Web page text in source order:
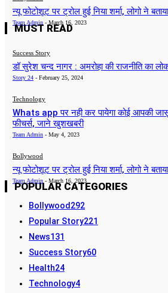
न्यू फोटोशूट पर ट्रोल हुई निया शर्मा, लोगो ने
Team Admin - March 16, 2023
MUST READ
Success Story
डॉ सुरेश चन्द नागर : अमरोहा की राजनीति का
Story 24 - February 25, 2024
Technology
Whats app पर नही कर पायेगा कोई आपकी
फीचर्स, जाने खुशखबरी
Team Admin - May 4, 2023
Bollywood
न्यू फोटोशूट पर ट्रोल हुई निया शर्मा, लोगो ने
Team Admin - March 16, 2023
POPULAR CATEGORIES
Bollywood 292
Popular Story221
News131
Success Story60
Health24
Technology4